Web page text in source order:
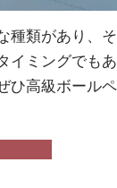
種類があり、
イミングでも
高級ボール